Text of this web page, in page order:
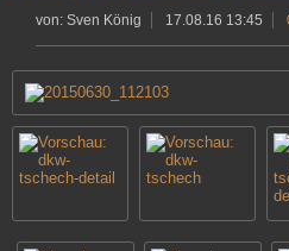
von: Sven König 17.08.16 13:45